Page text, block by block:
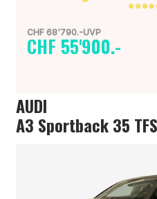
CHF 68'790.-UVP
CHF 55'900.-
AUDI